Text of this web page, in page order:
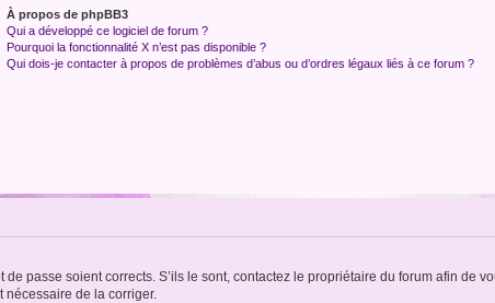
À propos de phpBB3
Qui a développé ce logiciel de forum ?
Pourquoi la fonctionnalité X n’est pas disponible ?
Qui dois-je contacter à propos de problèmes d’abus ou d’ordres légaux liés à ce forum ?
passe soient corrects. S’ils le sont, contactez le propriétaire du forum afin de
nécessaire de la corriger.